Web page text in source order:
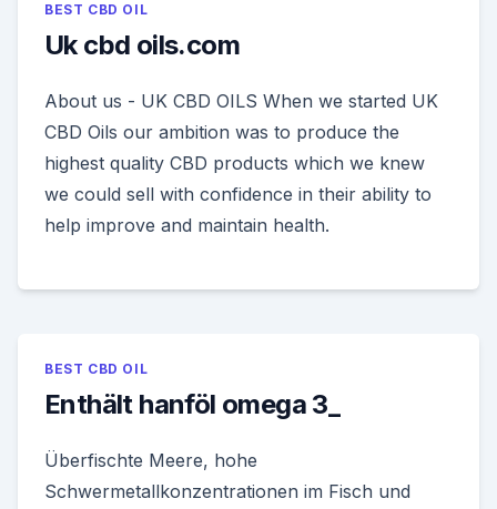
BEST CBD OIL
Uk cbd oils.com
About us - UK CBD OILS When we started UK
CBD Oils our ambition was to produce the
highest quality CBD products which we knew
we could sell with confidence in their ability to
help improve and maintain health.
BEST CBD OIL
Enthält hanföl omega 3_
Überfischte Meere, hohe
Schwermetallkonzentrationen im Fisch und